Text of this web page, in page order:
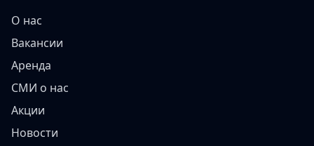
О нас
Вакансии
Аренда
СМИ о нас
Акции
Новости